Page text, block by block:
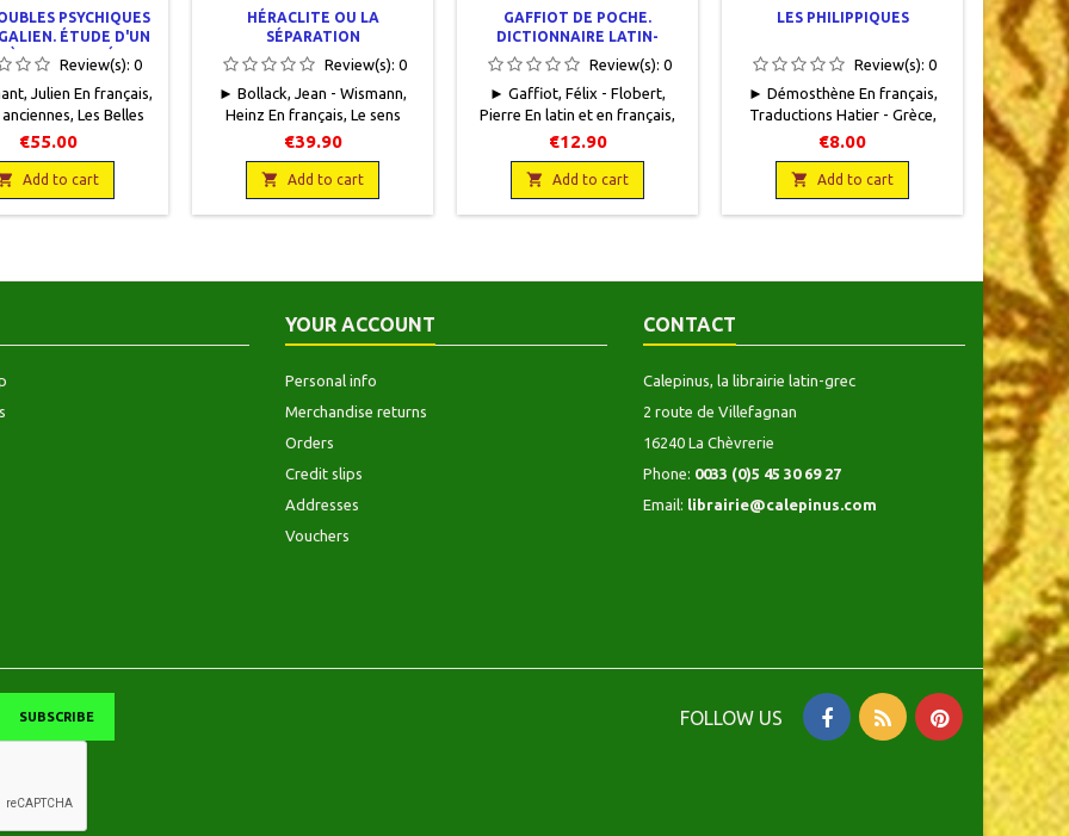
PSYCHIQUES
ÉTUDE D'UN
DE PENSÉE
Review(s): 0
Julien En français,
Les Belles
2021, 15,8 x 23,8, 440
broché. Neuf.
nouveau
disponible
€55.00
Add to cart
HÉRACLITE OU LA
SÉPARATION
Review(s): 0
► Bollack, Jean - Wismann,
Heinz En français, Le sens
commun, Les Editions de
Minuit, 1972, 13,5 x 22, 408
pages. Neuf.9782707303851
€39.90
 Add to cart
GAFFIOT DE POCHE.
DICTIONNAIRE LATIN-
FRANÇAIS
Review(s): 0
► Gaffiot, Félix - Flobert,
Pierre En latin et en français,
Dictionnaire, Hachette
Education, 2001, 11 x 17.8, 800
pages, broché.Neuf.
9782011679406
€12.90
 Add to cart
LES PHILIPPIQUES
Review(s): 0
► Démosthène En français,
Traductions Hatier - Grèce,
Hatier, 1966, 12,5 x 19, 64
pages, broché, occasion. Bon
état.
€8.00
 Add to cart
► Salles,
Les
Editions
15 x 26,
YOUR ACCOUNT
Personal info
Merchandise returns
Orders
Credit slips
Addresses
Vouchers
CONTACT
Calepinus, la librairie latin-grec
2 route de Villefagnan
16240 La Chèvrerie
Phone: 0033 (0)5 45 30 69 27
Email: librairie@calepinus.com
FOLLOW US